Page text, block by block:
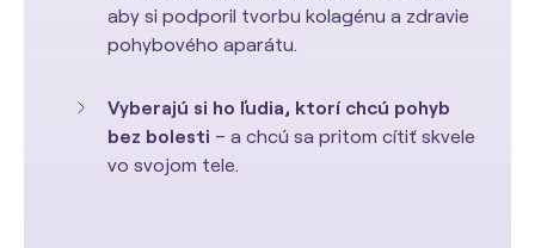
aby si podporil tvorbu kolagénu a zdravie
pohybového aparátu.
Vyberajú si ho ľudia, ktorí chcú pohyb
bez bolesti – a chcú sa pritom cítiť skvele
vo svojom tele.